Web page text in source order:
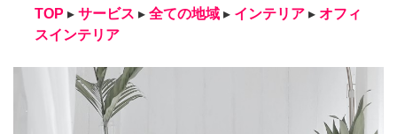
TOP ▸ サービス ▸ 全ての地域 ▸ インテリア ▸ オフィ
スインテリア